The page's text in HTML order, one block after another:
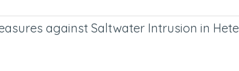
against Saltwater Intrusion in